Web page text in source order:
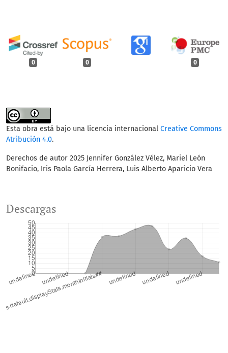
0 0 0
Esta obra está bajo una licencia internacional Creative Commons
Atribución 4.0.
Derechos de autor 2025 Jennifer González Vélez, Mariel León
Bonifacio, Iris Paola García Herrera, Luis Alberto Aparicio Vera
Descargas